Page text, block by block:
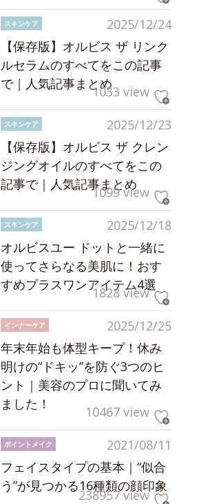
2025/12/24
スキンケア
【保存版】オルビス ザ リンク
ルセラムのすべてをこの記事
で｜人気記事まとめ1033 view
2025/12/23
スキンケア
【保存版】オルビス ザ クレン
ジングオイルのすべてをこの
記事で｜人気記事まとめ
1099 view
2025/12/18
スキンケア
オルビスユー ドットと一緒に
使ってさらなる美肌に！おす
すめプラスワンアイテム4選
1828 view
2025/12/25
インナーケア
年末年始も体型キープ！休み
明けの“ドキッ”を防ぐ3つのヒ
ント｜美容のプロに聞いてみ
ました！
10467 view
2021/08/11
ポイントメイク
フェイスタイプの基本｜“似合
う”が見つかる16種類の顔印象
238957 view